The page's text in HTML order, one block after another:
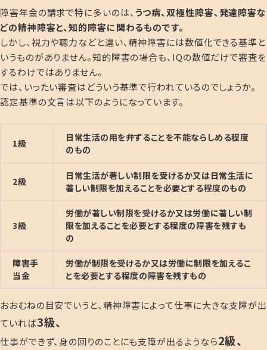
障害年金の請求で特に多いのは、 うつ病、双極性障害、発達障害な
どの精神障害と、知的障害に関わるものです。
しかし、視力や聴力などと違い、精神障害には数値化できる基準と
いうものがありません。知的障害の場合も、IQの数値だけで審査を
するわけではありません。
では、いったい審査はどういう基準で行われているのでしょうか。
認定基準の文言は以下のようになっています。
1級
日常生活の用を弁ずることを不能ならしめる程度
のもの
2級
日常生活が著しい制限を受けるか又は日常生活に
著しい制限を加えることを必要とする程度のもの
3級
労働が著しい制限を受けるか又は労働に著しい制
限を加えることを必要とする程度の障害を残すも
の
障害手
当金
労働が制限を受けるか又は労働に制限を加えるこ
とを必要とする程度の障害を残すもの
おおむねの目安でいうと、精神障害によって仕事に大きな支障が出
ていれば3級、
仕事ができず、身の回りのことにも支障が出るようなら2級、